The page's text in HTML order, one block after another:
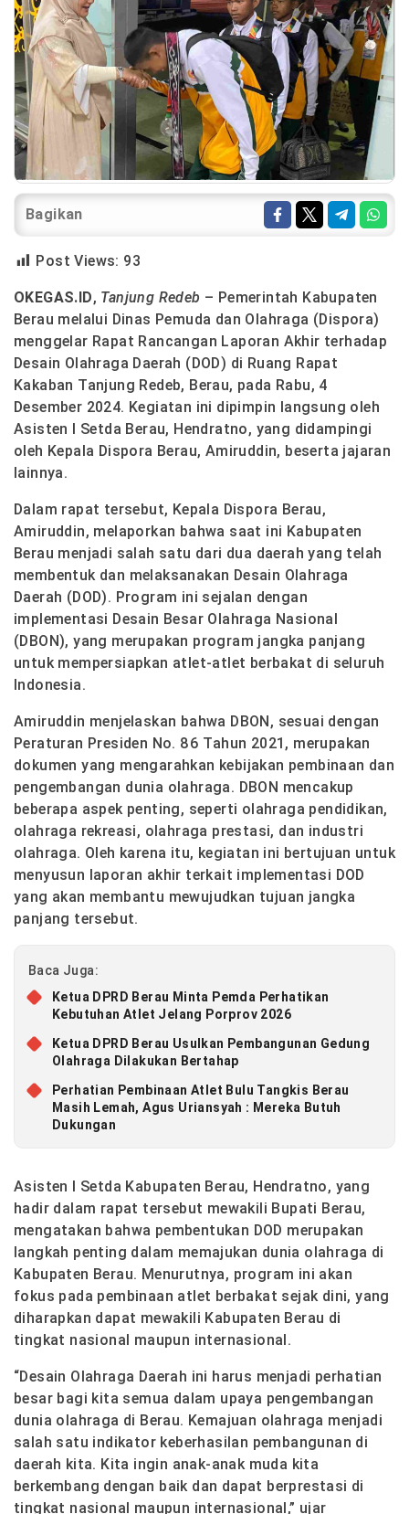
Bagikan
Post Views: 93
OKEGAS.ID, Tanjung Redeb – Pemerintah Kabupaten
Berau melalui Dinas Pemuda dan Olahraga (Dispora)
menggelar Rapat Rancangan Laporan Akhir terhadap
Desain Olahraga Daerah (DOD) di Ruang Rapat
Kakaban Tanjung Redeb, Berau, pada Rabu, 4
Desember 2024. Kegiatan ini dipimpin langsung oleh
Asisten I Setda Berau, Hendratno, yang didampingi
oleh Kepala Dispora Berau, Amiruddin, beserta jajaran
lainnya.
Dalam rapat tersebut, Kepala Dispora Berau,
Amiruddin, melaporkan bahwa saat ini Kabupaten
Berau menjadi salah satu dari dua daerah yang telah
membentuk dan melaksanakan Desain Olahraga
Daerah (DOD). Program ini sejalan dengan
implementasi Desain Besar Olahraga Nasional
(DBON), yang merupakan program jangka panjang
untuk mempersiapkan atlet-atlet berbakat di seluruh
Indonesia.
Amiruddin menjelaskan bahwa DBON, sesuai dengan
Peraturan Presiden No. 86 Tahun 2021, merupakan
dokumen yang mengarahkan kebijakan pembinaan dan
pengembangan dunia olahraga. DBON mencakup
beberapa aspek penting, seperti olahraga pendidikan,
olahraga rekreasi, olahraga prestasi, dan industri
olahraga. Oleh karena itu, kegiatan ini bertujuan untuk
menyusun laporan akhir terkait implementasi DOD
yang akan membantu mewujudkan tujuan jangka
panjang tersebut.
Baca Juga:
Ketua DPRD Berau Minta Pemda Perhatikan
Kebutuhan Atlet Jelang Porprov 2026
Ketua DPRD Berau Usulkan Pembangunan Gedung
Olahraga Dilakukan Bertahap
Perhatian Pembinaan Atlet Bulu Tangkis Berau
Masih Lemah, Agus Uriansyah : Mereka Butuh
Dukungan
Asisten I Setda Kabupaten Berau, Hendratno, yang
hadir dalam rapat tersebut mewakili Bupati Berau,
mengatakan bahwa pembentukan DOD merupakan
langkah penting dalam memajukan dunia olahraga di
Kabupaten Berau. Menurutnya, program ini akan
fokus pada pembinaan atlet berbakat sejak dini, yang
diharapkan dapat mewakili Kabupaten Berau di
tingkat nasional maupun internasional.
“Desain Olahraga Daerah ini harus menjadi perhatian
besar bagi kita semua dalam upaya pengembangan
dunia olahraga di Berau. Kemajuan olahraga menjadi
salah satu indikator keberhasilan pembangunan di
daerah kita. Kita ingin anak-anak muda kita
berkembang dengan baik dan dapat berprestasi di
tingkat nasional maupun internasional,” ujar